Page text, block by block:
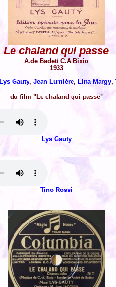
Le chaland qui passe
A.de Badet/ C.A.Bixio
1933
Lys Gauty, Jean Lumière, Lina Margy,
du film "Le chaland qui passe"
Lys Gauty
Tino Rossi